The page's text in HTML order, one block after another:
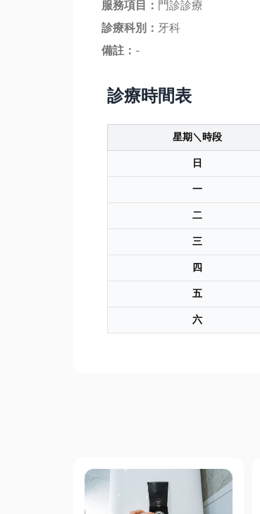
服務項目： 門診診療
診療科別： 牙科
備註： -
診療時間表
星期＼時段
日
一
二
三
四
五
六